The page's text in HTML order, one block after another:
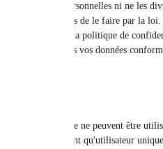
personnelles. En dehors de
approbation préalable, sauf si cela
tiers ou des liens vers
politiques
L'acceptation des cookies n'est pas
soit sans l'activation des cookies.